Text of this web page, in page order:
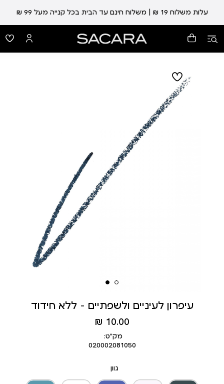
עלות משלוח 19 ₪ | משלוח חינם עד הבית בכל קנייה מעל 99 ₪
עיפרון לעיניים ולשפתיים - ללא חידוד
מחיר
מוצר
10.00 ₪
מק״ט:
020002081050
גוון